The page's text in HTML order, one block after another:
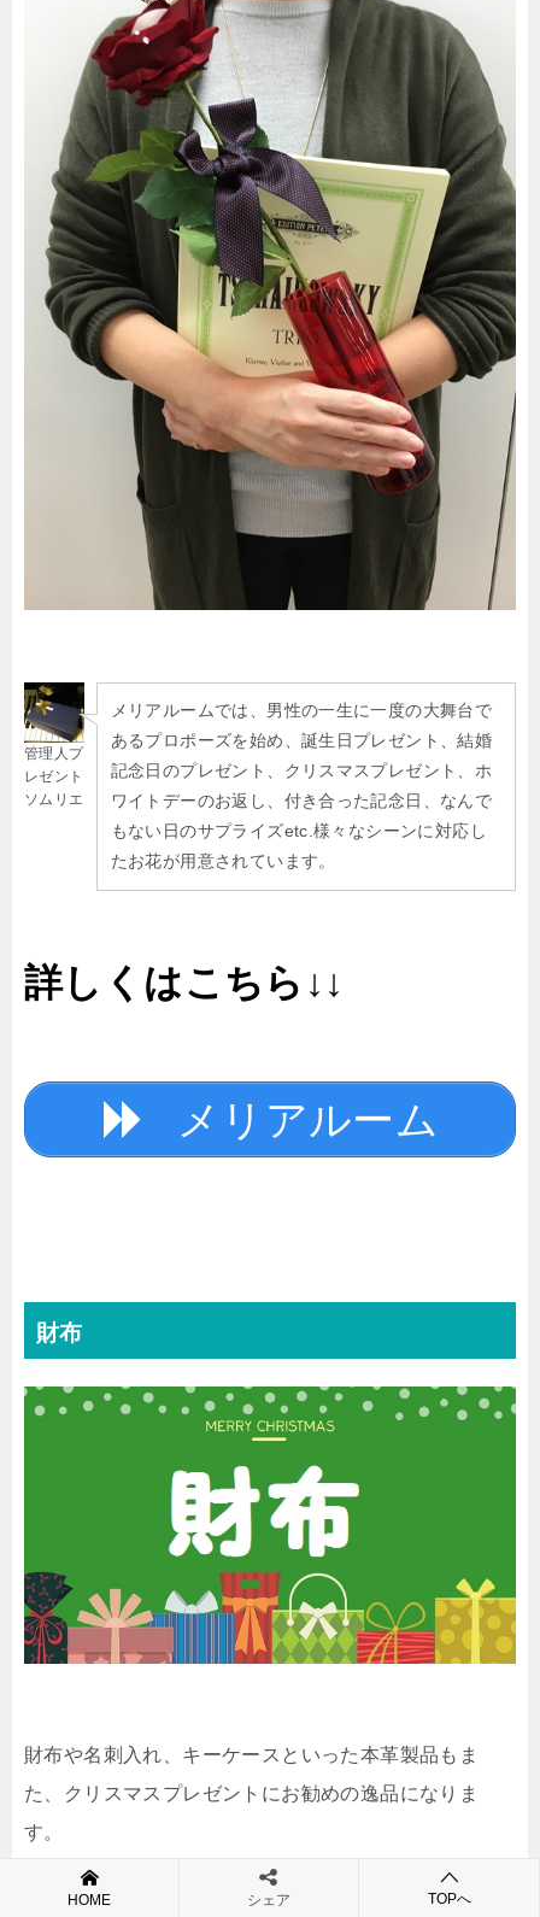
管理人プ
レゼント
ソムリエ
メリアルームでは、男性の一生に一度の大舞台で
あるプロポーズを始め、誕生日プレゼント、結婚
記念日のプレゼント、クリスマスプレゼント、ホ
ワイトデーのお返し、付き合った記念日、なんで
もない日のサプライズetc.様々なシーンに対応し
たお花が用意されています。
詳しくはこちら↓↓
メリアルーム
財布
財布や名刺入れ、キーケースといった本革製品もま
た、クリスマスプレゼントにお勧めの逸品になりま
す。
HOME シェア TOPへ